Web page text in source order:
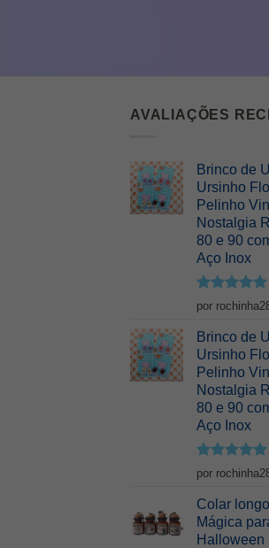
AVALIAÇÕES
Brinco de
Ursinho
Pelinho
Nostalgia
80 e 90
Aço Inox
Avaliação5
de 5
por
Brinco de
Ursinho
Pelinho
Nostalgia
80 e 90
Aço Inox
Avaliação5
de 5
por
Colar
Mágica
Halloween